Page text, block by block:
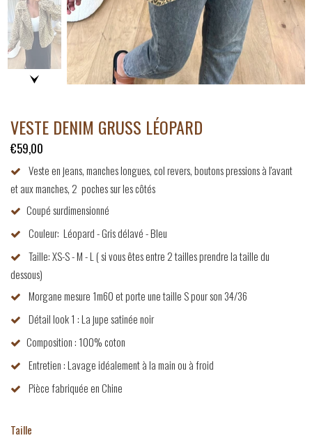
VESTE DENIM GRUSS LÉOPARD
€59,00
Veste en jeans, manches longues, col revers, boutons pressions à l'avant
et aux manches, 2 poches sur les côtés
Coupé surdimensionné
Couleur: Léopard - Gris délavé - Bleu
Taille: XS-S - M - L ( si vous êtes entre 2 tailles prendre la taille du
dessous)
Morgane mesure 1m60 et porte une taille S pour son 34/36
Détail look 1 : La jupe satinée noir
Composition : 100% coton
Entretien : Lavage idéalement à la main ou à froid
Pièce fabriquée en Chine
Taille